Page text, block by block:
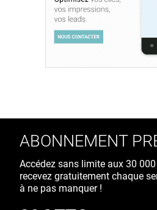
ABONNEMENT
Accédez sans limite aux 30
recevez gratuitement chaque
à ne pas manquer !